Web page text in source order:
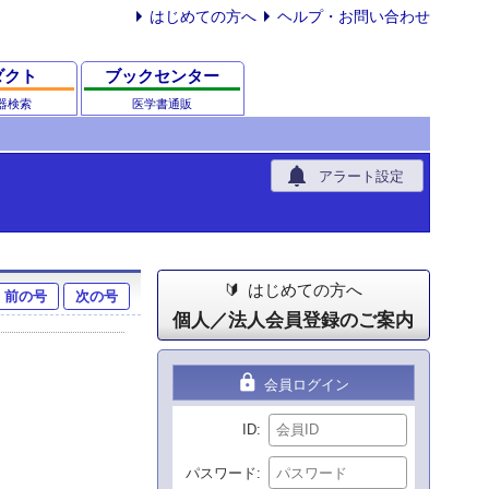
はじめての方へ ヘルプ・お問い合わせ
ト
検索
ブックセンター
医学書通販
notifications アラート設定
前の号 次の号 はじめての方へ
個人／法人会員登録のご案内
lock 会員ログイン
ID
パスワード